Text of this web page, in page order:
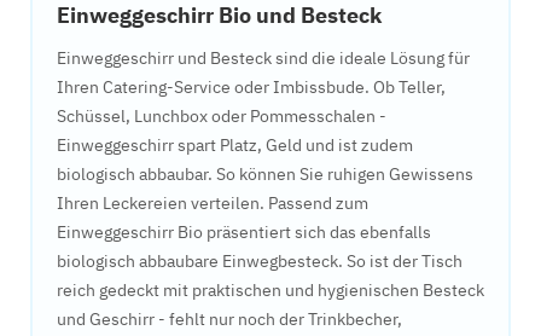
Einweggeschirr Bio und Besteck
Einweggeschirr und Besteck sind die ideale Lösung für
Ihren Catering-Service oder Imbissbude. Ob Teller,
Schüssel, Lunchbox oder Pommesschalen -
Einweggeschirr spart Platz, Geld und ist zudem
biologisch abbaubar. So können Sie ruhigen Gewissens
Ihren Leckereien verteilen. Passend zum
Einweggeschirr Bio präsentiert sich das ebenfalls
biologisch abbaubare Einwegbesteck. So ist der Tisch
reich gedeckt mit praktischen und hygienischen Besteck
und Geschirr - fehlt nur noch der Trinkbecher,